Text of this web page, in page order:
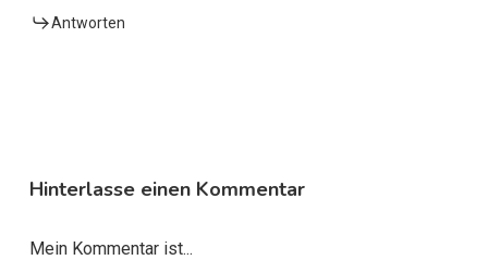
Antworten
Hinterlasse einen Kommentar
Mein Kommentar ist...